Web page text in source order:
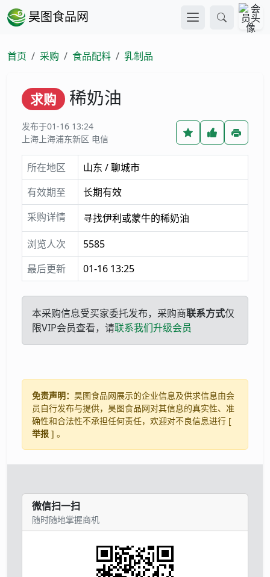
昊图食品网
首页 采购 食品配料 乳制品
求购 稀奶油
发布于01-16 13:24
上海上海浦东新区 电信
所在地区
山东 / 聊城市
有效期至
长期有效
采购详情
寻找伊利或蒙牛的稀奶油
浏览人次
5585
最后更新
01-16 13:25
本采购信息受买家委托发布，采购商联系方式仅
限VIP会员查看，请联系我们升级会员
免责声明： 昊图食品网展示的企业信息及供求信息由会
员自行发布与提供，昊图食品网对其信息的真实性、准
确性和合法性不承担任何责任，欢迎对不良信息进行 [
举报 ] 。
微信扫一扫
随时随地掌握商机